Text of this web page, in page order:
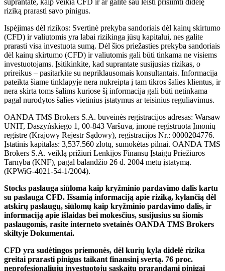
riziką prarasti savo pinigus.
Ispėjimas dėl rizikos: Svertinė prekyba sandoriais dėl kainų skirtumo
(CFD) ir valiutomis yra labai rizikinga jūsų kapitalui, nes galite
prarasti visa investuota sumą. Dėl šios priežasties prekyba sandoriais
dėl kainų skirtumo (CFD) ir valiutomis gali būti tinkama ne visiems
investuotojams. Įsitikinkite, kad suprantate susijusias rizikas, o
prireikus – pasitarkite su nepriklausomais konsultantais. Informacija
pateikta šiame tinklapyje nera nukreipta į tam tikros šalies klientus, ir
nera skirta toms šalims kuriose šį informacija gali būti netinkama
pagal nurodytos šalies vietinius įstatymus ar teisinius reguliavimus.
OANDA TMS Brokers S.A. buveinės registracijos adresas: Warsaw
UNIT, Daszyńskiego 1, 00-843 Varšuva, įmonė registruota Įmonių
registre (Krajowy Rejestr Sądowy), registracijos Nr.: 0000204776.
Įstatinis kapitalas: 3,537.560 zlotų, sumokėtas pilnai. OANDA TMS
Brokers S.A. veiklą prižiuri Lenkijos Finansų Įstaigų Priežiūros
Tarnyba (KNF), pagal balandžio 26 d. 2004 metų įstatymą.
(KPWiG-4021-54-1/2004).
Stocks paslauga siūloma kaip kryžminio pardavimo dalis kartu
su paslauga CFD. Išsamią informaciją apie riziką, kylančią dėl
atskirų paslaugų, siūlomų kaip kryžminio pardavimo dalis, ir
informaciją apie išlaidas bei mokesčius, susijusius su šiomis
paslaugomis, rasite interneto svetainės OANDA TMS Brokers
skiltyje Dokumentai.
CFD yra sudėtingos priemonės, dėl kurių kyla didelė rizika
greitai prarasti pinigus taikant finansinį svertą. 76 proc.
neprofesionaliųjų investuotojų sąskaitų prarandami pinigai